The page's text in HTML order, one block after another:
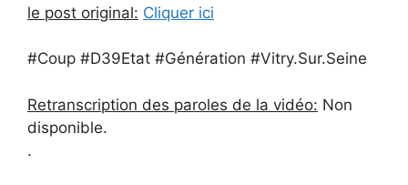
le post original: Cliquer ici
#Coup #D39Etat #Génération #Vitry.Sur.Seine
Retranscription des paroles de la vidéo: Non
disponible.
.